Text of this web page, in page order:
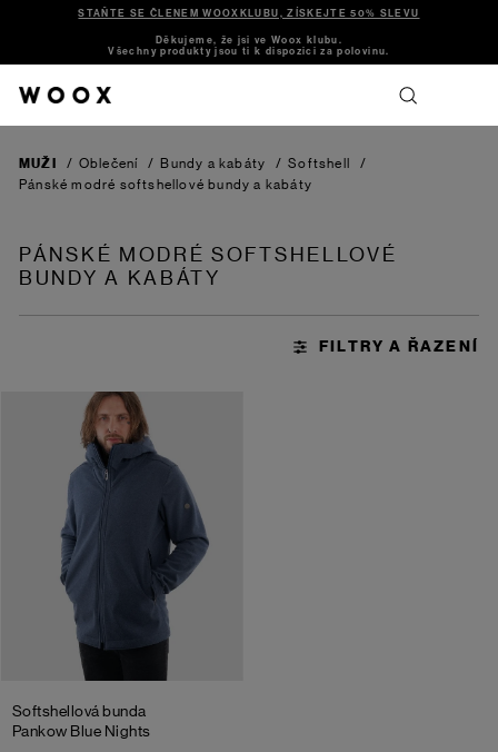
STAŇTE SE ČLENEM WOOXKLUBU, ZÍSKEJTE 50% SLEVU
Děkujeme, že jsi ve Woox klubu.
Všechny produkty jsou ti k dispozici za polovinu.
MUŽI / Oblečení / Bundy a kabáty / Softshell
/
Pánské modré softshellové bundy a kabáty
PÁNSKÉ MODRÉ SOFTSHELLOVÉ
BUNDY A KABÁTY
Softshellová bunda
Pankow Blue Nights